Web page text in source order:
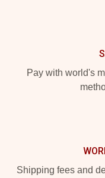
Pay with world's
Shipping fees and